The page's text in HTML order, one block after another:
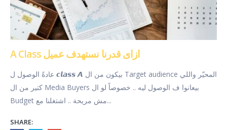
A Class ازاى قدرنا نستهدف عميل
عادةً الوصول ل 𝙘𝙡𝙖𝙨𝙨 𝘼 بيكون من ال Target audience المحيّر واللي
كتير من ال Media Buyers بيعانوا ف الوصول ليه .. خصوصاً لو ال
Budget مش مريحة .. اشتغلنا مع...
SHARE: